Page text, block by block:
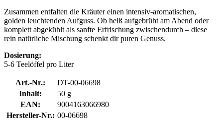
Zusammen entfalten die Kräuter einen intensiv-aromatischen,
golden leuchtenden Aufguss. Ob heiß aufgebrüht am Abend oder
komplett abgekühlt als sanfte Erfrischung zwischendurch – diese
rein natürliche Mischung schenkt dir puren Genuss.
Dosierung:
5-6 Teelöffel pro Liter
Art.-Nr.:
DT-00-06698
Inhalt:
50 g
EAN:
9004163066980
Hersteller-Nr.: 00-06698